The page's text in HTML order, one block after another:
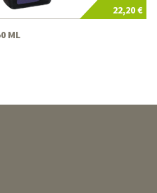
22,20 €
ML